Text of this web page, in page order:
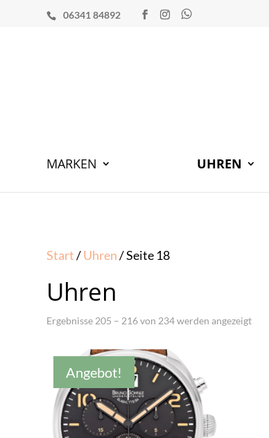
06341 84892
MARKEN UHREN
Start/Uhren/ Seite 18
Uhren
Ergebnisse 205 – 216 von 234 werden angezeigtNach
Angebot!